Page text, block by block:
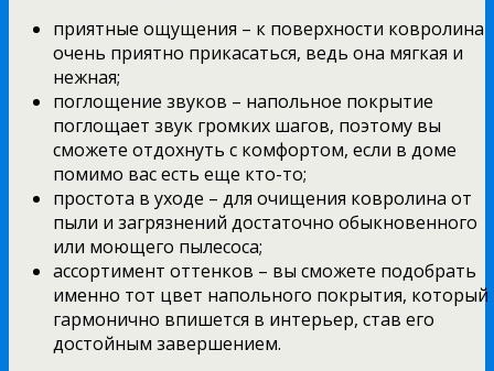
приятные ощущения – к поверхности ковролина
очень приятно прикасаться, ведь она мягкая и
нежная;
поглощение звуков – напольное покрытие
поглощает звук громких шагов, поэтому вы
сможете отдохнуть с комфортом, если в доме
помимо вас есть еще кто-то;
простота в уходе – для очищения ковролина от
пыли и загрязнений достаточно обыкновенного
или моющего пылесоса;
ассортимент оттенков – вы сможете подобрать
именно тот цвет напольного покрытия, который
гармонично впишется в интерьер, став его
достойным завершением.